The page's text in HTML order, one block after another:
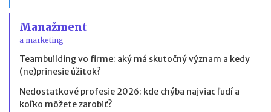
Manažment
a marketing
Teambuilding vo firme: aký má skutočný význam a kedy
(ne)prinesie úžitok?
Nedostatkové profesie 2026: kde chýba najviac ľudí a
koľko môžete zarobiť?